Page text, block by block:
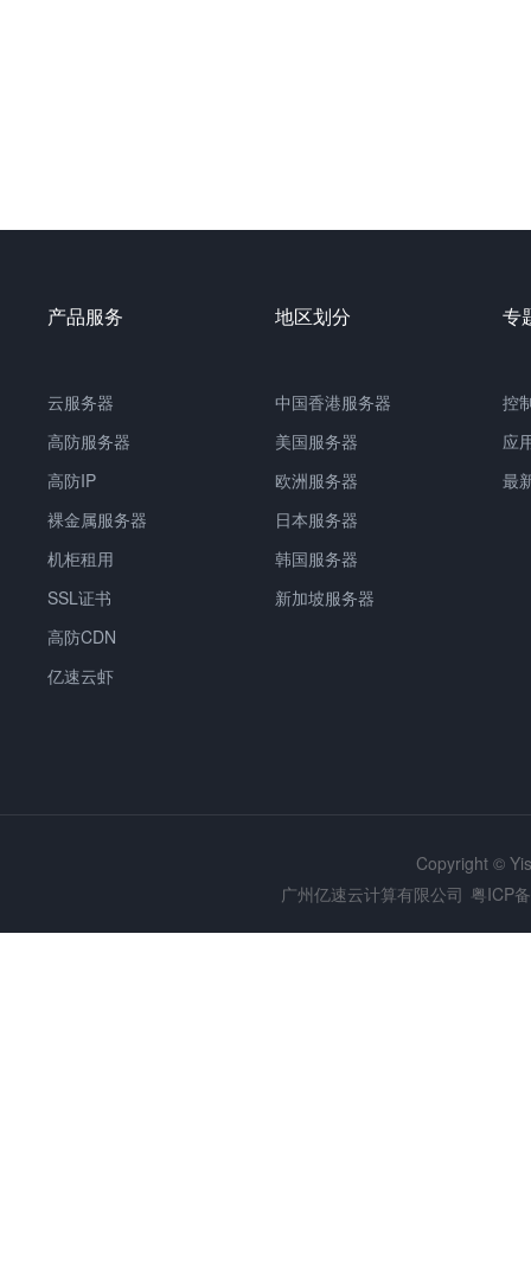
产品服务
云服务器
高防服务器
高防IP
裸金属服务器
机柜租用
SSL证书
高防CDN
亿速云虾
地区划分
中国香港服务器
美国服务器
欧洲服务器
日本服务器
韩国服务器
新加坡服务器
专
控
应
最
Copyright ©
广州亿速云计算有限公司 粤ICP